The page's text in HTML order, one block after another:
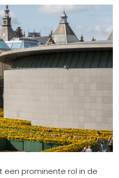
prominente rol in de